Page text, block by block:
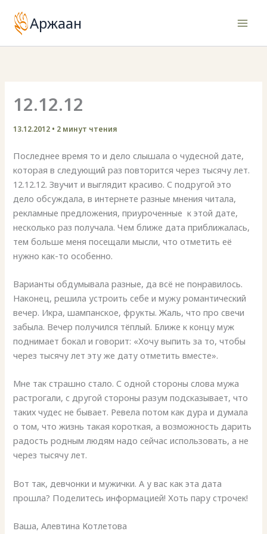
содержимому
Аржаан
12.12.12
13.12.2012 • 2 минут чтения
Последнее время то и дело слышала о чудесной дате,
которая в следующий раз повторится через тысячу лет.
12.12.12. Звучит и выглядит красиво. С подругой это
дело обсуждала, в интернете разные мнения читала,
рекламные предложения, приуроченные к этой дате,
несколько раз получала. Чем ближе дата приближалась,
тем больше меня посещали мысли, что отметить её
нужно как-то особенно.
Варианты обдумывала разные, да всё не понравилось.
Наконец, решила устроить себе и мужу романтический
вечер. Икра, шампанское, фрукты. Жаль, что про свечи
забыла. Вечер получился тёплый. Ближе к концу муж
поднимает бокал и говорит: «Хочу выпить за то, чтобы
через тысячу лет эту же дату отметить вместе».
Мне так страшно стало. С одной стороны слова мужа
растрогали, с другой стороны разум подсказывает, что
таких чудес не бывает. Ревела потом как дура и думала
о том, что жизнь такая короткая, а возможность дарить
радость родным людям надо сейчас использовать, а не
через тысячу лет.
Вот так, девчонки и мужички. А у вас как эта дата
прошла? Поделитесь информацией! Хоть пару строчек!
Ваша, Алевтина Котлетова